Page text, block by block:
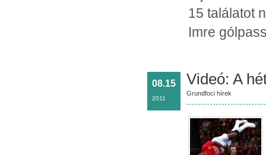
15 találatot
Imre
08.15
2011
Videó: A
Grundfoci hírek